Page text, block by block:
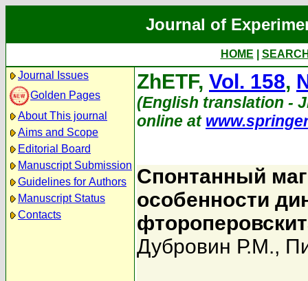
Journal of
HOME
Journal Issues
Golden Pages
About This journal
Aims and Scope
Editorial Board
Manuscript Submission
Guidelines for Authors
Manuscript Status
Contacts
ZhETF, Vol. 158,
(English translation -
online at
Спонтанный
особенности
Дубровин Р.М.,